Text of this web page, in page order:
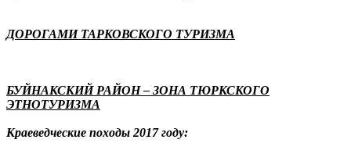
ДОРОГАМИ ТАРКОВСКОГО ТУРИЗМА
БУЙНАКСКИЙ РАЙОН – ЗОНА ТЮРКСКОГО
ЭТНОТУРИЗМА
Краеведческие походы 2017 году: